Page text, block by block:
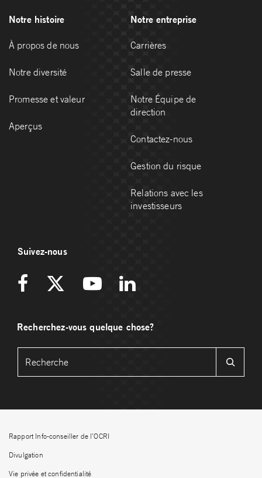
Notre histoire
À propos de nous
Notre diversité
Promesse et valeur
Aperçus
Notre entreprise
Carrières
Salle de presse
Notre Équipe de
direction
Contactez-nous
Gestion du risque
Relations avec les
investisseurs
Suivez-nous
Recherchez-vous quelque chose?
Rapport Info-conseiller de l’OCRI
Divulgation
Vie privée et confidentialité